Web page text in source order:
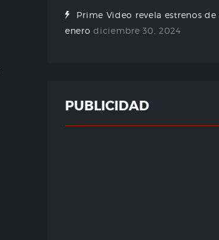
Prime Video revela estrenos de
enero diciembre 30, 2024
PUBLICIDAD